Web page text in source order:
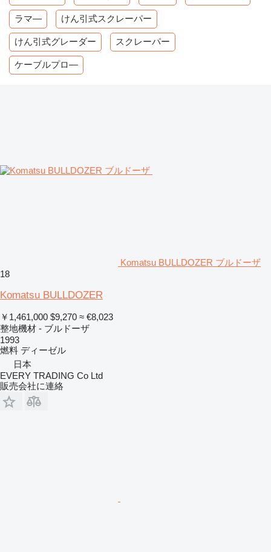
ラマ― けん引式スクレーパー
けん引式グレーダー スクレーパー
ケーブルプロ―
Komatsu BULLDOZER ブルドーザ
18
Komatsu BULLDOZER
￥1,461,000 $9,270 ≈ €8,023
整地機材 - ブルドーザ
1993
燃料 ディーゼル
日本
EVERY TRADING Co Ltd
販売会社に連絡